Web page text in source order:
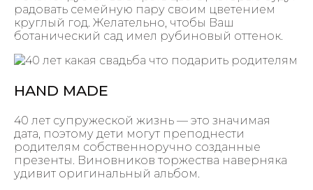
радовать семейную пару своим цветением
круглый год. Желательно, чтобы Ваш
ботанический сад имел рубиновый оттенок.
HAND MADE
40 лет супружеской жизнь — это значимая
дата, поэтому дети могут преподнести
родителям собственноручно созданные
презенты. Виновников торжества наверняка
удивит оригинальный альбом.